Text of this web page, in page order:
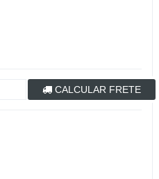
CALCULAR FRETE